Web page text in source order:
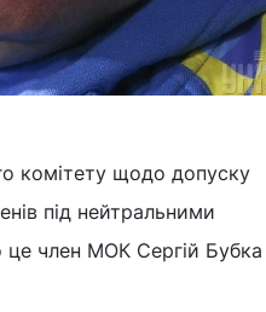
комітету щодо допуску
під нейтральними
член МОК Сергій Бубка